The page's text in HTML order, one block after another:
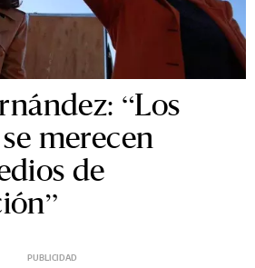
“Los
merecen
de